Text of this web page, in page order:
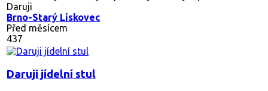
Daruji
Brno-Starý Lískovec
Před měsícem
437
Daruji jídelní stul